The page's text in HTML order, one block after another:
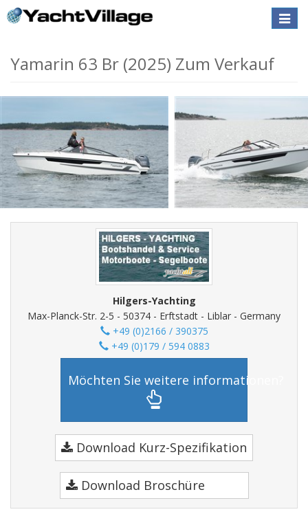
Toggle
Yamarin 63 Br (2025) Zum Verkauf
Hilgers-Yachting
Max-Planck-Str. 2-5 - 50374 - Erftstadt - Liblar - Germany
+49 (0)2166 / 390375
+49 (0)179 / 594 0883
Möchten Sie weitere informationen?
Download Kurz-Spezifikation
Download Broschüre